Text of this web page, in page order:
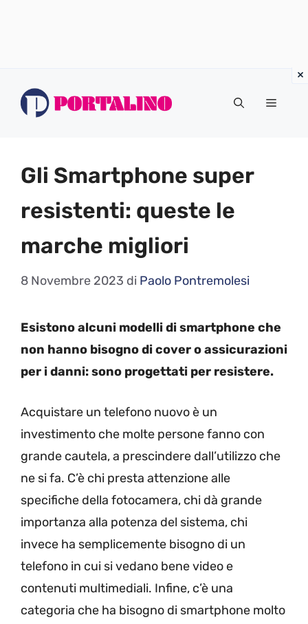
Menu
Gli Smartphone super
resistenti: queste le
marche migliori
8 Novembre 2023 di Paolo Pontremolesi
Esistono alcuni modelli di smartphone che
non hanno bisogno di cover o assicurazioni
per i danni: sono progettati per resistere.
Acquistare un telefono nuovo è un
investimento che molte persone fanno con
grande cautela, a prescindere dall’utilizzo che
ne si fa. C’è chi presta attenzione alle
specifiche della fotocamera, chi dà grande
importanza alla potenza del sistema, chi
invece ha semplicemente bisogno di un
telefono in cui si vedano bene video e
contenuti multimediali. Infine, c’è una
categoria che ha bisogno di smartphone molto